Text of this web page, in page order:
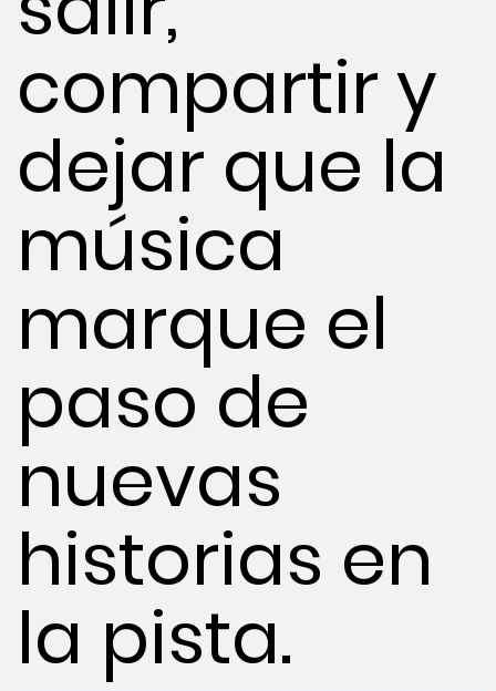
compartir y
dejar que la
música
marque el
paso de
nuevas
historias en
la pista.